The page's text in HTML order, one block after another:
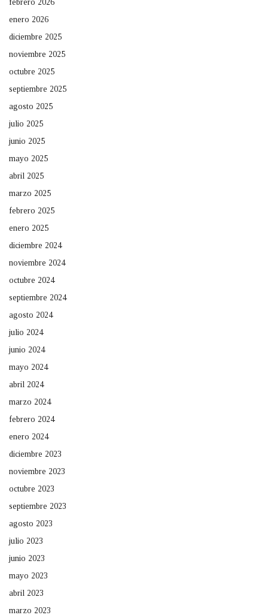
febrero 2026
enero 2026
diciembre 2025
noviembre 2025
octubre 2025
septiembre 2025
agosto 2025
julio 2025
junio 2025
mayo 2025
abril 2025
marzo 2025
febrero 2025
enero 2025
diciembre 2024
noviembre 2024
octubre 2024
septiembre 2024
agosto 2024
julio 2024
junio 2024
mayo 2024
abril 2024
marzo 2024
febrero 2024
enero 2024
diciembre 2023
noviembre 2023
octubre 2023
septiembre 2023
agosto 2023
julio 2023
junio 2023
mayo 2023
abril 2023
marzo 2023